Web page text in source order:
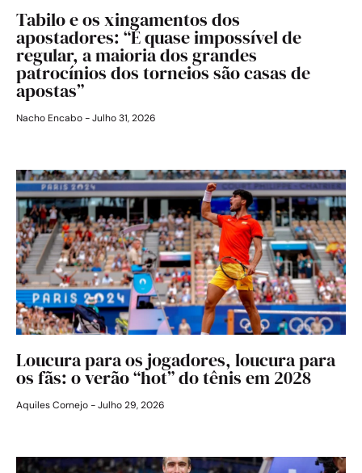
Tabilo e os xingamentos dos
apostadores: “É quase impossível de
regular, a maioria dos grandes
patrocínios dos torneios são casas de
apostas”
Nacho Encabo Julho 31, 2026
Loucura para os jogadores, loucura para
os fãs: o verão “hot” do tênis em 2028
Aquiles Cornejo Julho 29, 2026